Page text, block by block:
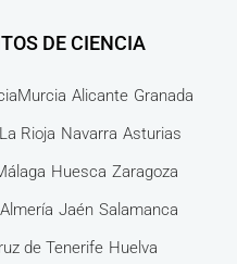
DE CIENCIA
Murcia Alicante Granada
La Rioja Navarra Asturias
Huesca Zaragoza
Almería Jaén Salamanca
de Tenerife Huelva